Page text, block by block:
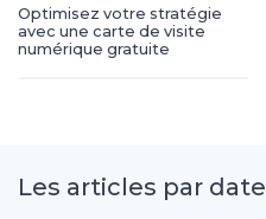
Optimisez votre stratégie
avec une carte de visite
numérique gratuite
Les articles par date